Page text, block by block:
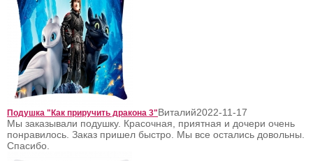
Подушка "Как приручить дракона 3"Виталий2022-11-17
Мы заказывали подушку. Красочная, приятная и дочери очень
понравилось. Заказ пришел быстро. Мы все остались довольны.
Спасибо.